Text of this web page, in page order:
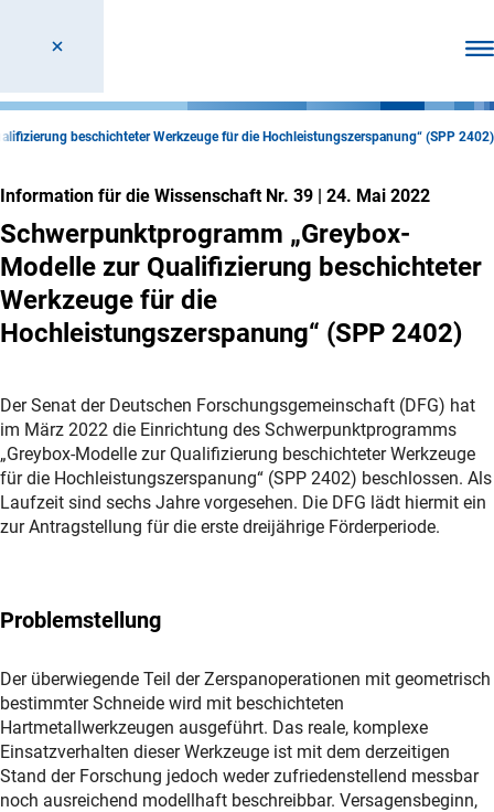
beschichteter Werkzeuge für die Hochleistungszerspanung“ (SPP 2402)
Information für die Wissenschaft Nr. 39 | 24. Mai 2022
Schwerpunktprogramm „Greybox-
Modelle zur Qualifizierung beschichteter
Werkzeuge für die
Hochleistungszerspanung“ (SPP 2402)
Der Senat der Deutschen Forschungsgemeinschaft (DFG) hat
im März 2022 die Einrichtung des Schwerpunktprogramms
„Greybox-Modelle zur Qualifizierung beschichteter Werkzeuge
für die Hochleistungszerspanung“ (SPP 2402) beschlossen. Als
Laufzeit sind sechs Jahre vorgesehen. Die DFG lädt hiermit ein
zur Antragstellung für die erste dreijährige Förderperiode.
Problemstellung
Der überwiegende Teil der Zerspanoperationen mit geometrisch
bestimmter Schneide wird mit beschichteten
Hartmetallwerkzeugen ausgeführt. Das reale, komplexe
Einsatzverhalten dieser Werkzeuge ist mit dem derzeitigen
Stand der Forschung jedoch weder zufriedenstellend messbar
noch ausreichend modellhaft beschreibbar. Versagensbeginn,